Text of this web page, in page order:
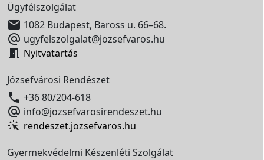
Ügyfélszolgálat
 1082 Budapest, Baross u. 66–68.
 ugyfelszolgalat@jozsefvaros.hu
 Nyitvatartás
Józsefvárosi Rendészet
 +36 80/204-618
 info@jozsefvarosirendeszet.hu
rendeszet.jozsefvaros.hu
Gyermekvédelmi Készenléti Szolgálat